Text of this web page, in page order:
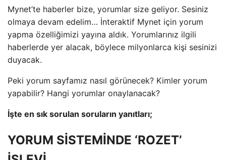
Mynet’te haberler bize, yorumlar size geliyor. Sesiniz
olmaya devam edelim… İnteraktif Mynet için yorum
yapma özelliğimizi yayına aldık. Yorumlarınız ilgili
haberlerde yer alacak, böylece milyonlarca kişi sesinizi
duyacak.
Peki yorum sayfamız nasıl görünecek? Kimler yorum
yapabilir? Hangi yorumlar onaylanacak?
İşte en sık sorulan soruların yanıtları;
YORUM SİSTEMİNDE ‘ROZET’